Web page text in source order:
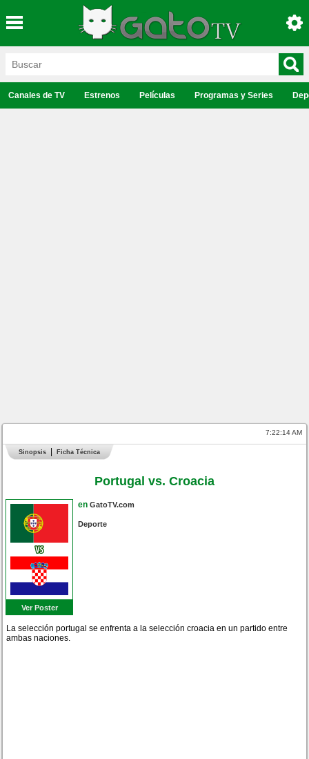
Canales de TV Estrenos Películas Programas y Series
7:22:15 AM
Sinopsis Ficha Técnica
Portugal vs. Croacia
Ver Poster
en GatoTV.com
Deporte
La selección portugal se enfrenta a la selección croacia en un partido entre
ambas naciones.